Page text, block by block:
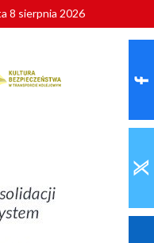
8 sierpnia 2026